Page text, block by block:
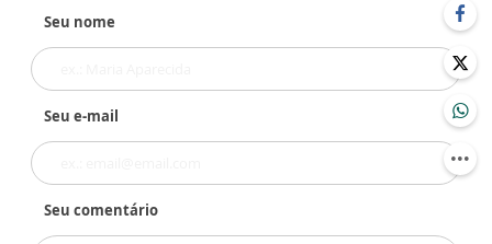
Seu nome
Seu e-mail
Seu comentário